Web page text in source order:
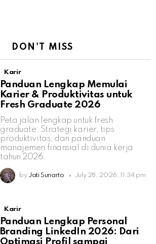
DON'T MISS
Karir
Panduan Lengkap Memulai
Karier & Produktivitas untuk
Fresh Graduate 2026
Peta jalan lengkap untuk fresh
graduate: Strategi karier, tips
produktivitas, dan panduan
manajemen finansial di dunia kerja
tahun 2026.
by Jati Sunarto July 28, 2026, 11:34 pm
Karir
Panduan Lengkap Personal
Branding LinkedIn 2026: Dari
Optimasi Profil sampai